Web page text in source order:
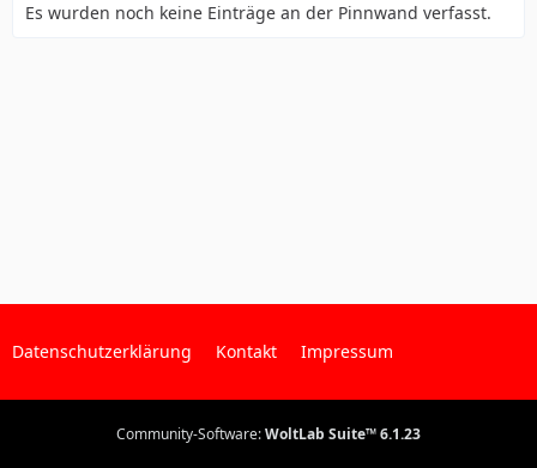
Es wurden noch keine Einträge an der Pinnwand verfasst.
Datenschutzerklärung Kontakt Impressum
Community-Software:WoltLab Suite™ 6.1.23